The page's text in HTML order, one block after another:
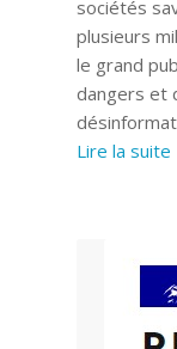
sociétés
plusieurs
le grand
dangers et
Lire la suite